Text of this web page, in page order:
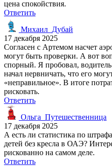
цена спокойствия.
Ответить
Михаил_Дубай
17 декабря 2025
Согласен с Артемом насчет
могут быть проверки. А вот
спорный. Я пробовал,
начал нервничать, что его
«неправильное». В итоге
рисковать.
Ответить
Ольга_Путешественница
17 декабря 2025
А есть ли статистика по
детей без кресла в ОАЭ?
рискованно на самом деле.
Ответить